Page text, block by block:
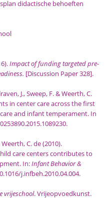
didactische behoeften
Impact of funding targeted pre-
[Discussion Paper 328].
J., Sweep, F. & Weerth, C.
in center care across the first
and infant temperament. In
C. de (2010).
care centers contributes to
In:Infant Behavior &
j.infbeh.2010.04.004.
vrijeschool. Vrijeopvoedkunst.